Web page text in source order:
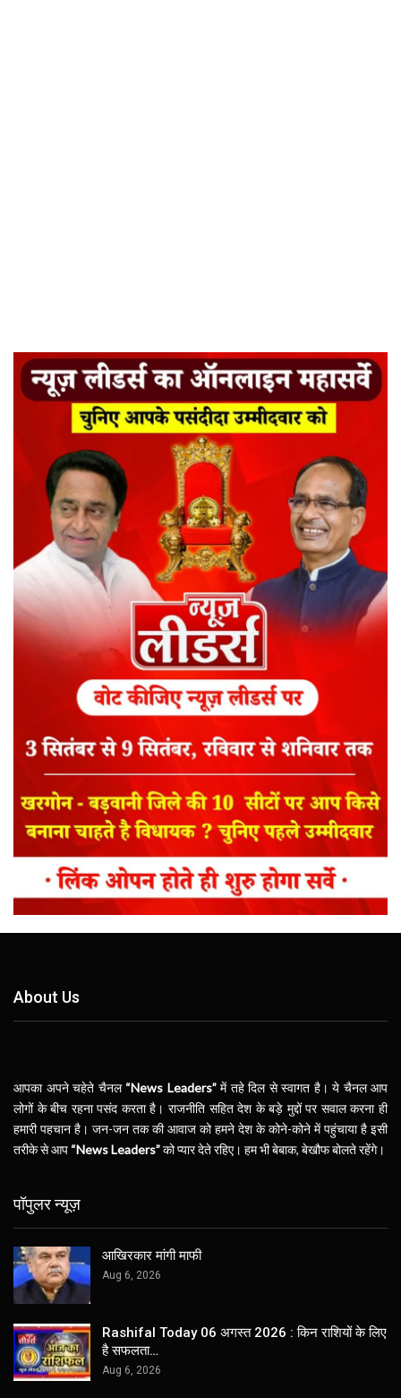
About Us
आपका अपने चहेते चैनल “News Leaders”में तहे दिल से स्वागत है। ये चैनल आप
लोगों के बीच रहना पसंद करता है। राजनीति सहित देश के बड़े मुद्दों पर सवाल करना ही
हमारी पहचान है। जन-जन तक की आवाज को हमने देश के कोने-कोने में पहुंचाया है इसी
तरीके से आप “News Leaders”को प्यार देते रहिए। हम भी बेबाक, बेखौफ बोलते रहेंगे।
पॉपुलर न्यूज़
आखिरकार मांगी माफी
Aug 6, 2026
Rashifal Today 06 अगस्त 2026 : किन राशियों के लिए
है सफलता…
Aug 6, 2026